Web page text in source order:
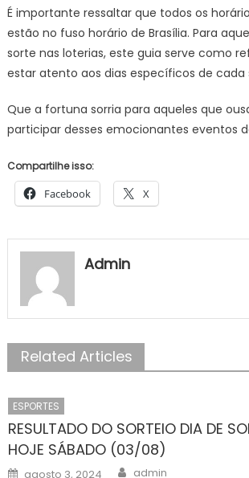
É importante ressaltar que todos os
estão no fuso horário de Brasília. Para
sorte nas loterias, este guia serve como
estar atento aos dias específicos de cada
Que a fortuna sorria para aqueles que
participar desses emocionantes eventos
Compartilhe isso:
Facebook X
Admin
Related Articles
ESPORTES
RESULTADO DO SORTEIO DIA DE
HOJE SÁBADO (03/08)
Posted
agosto 3, 2024 Author
admin